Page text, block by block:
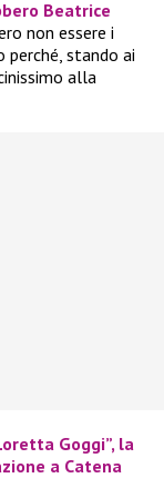
Beatrice
non essere i
perché, stando ai
alla
Goggi”, la
a Catena